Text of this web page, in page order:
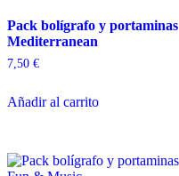
Pack bolígrafo y portaminas
Mediterranean
7,50 €
Añadir al carrito